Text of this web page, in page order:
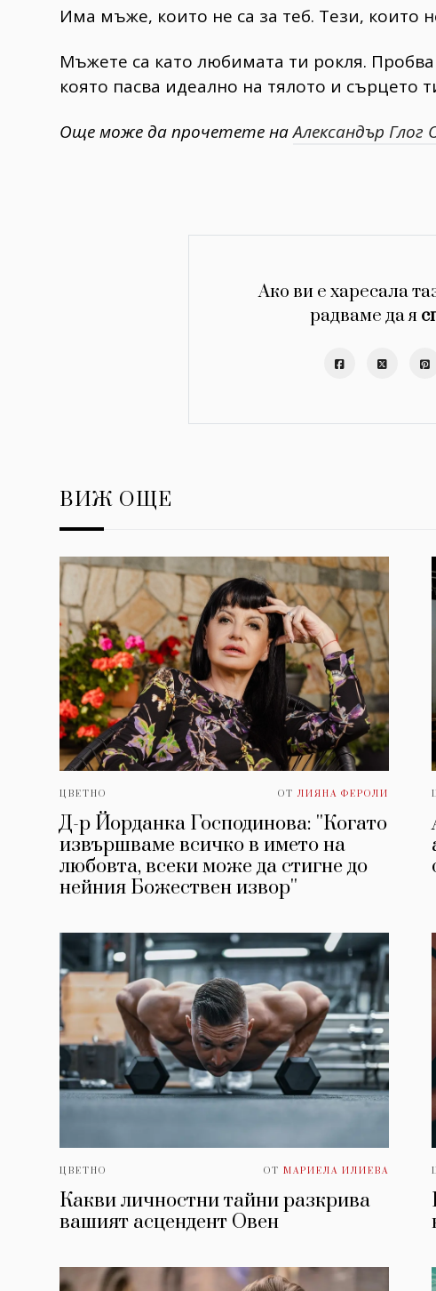
Има мъже, които не са за теб. Тези, които
Мъжете са като любимата ти рокля.
която пасва идеално на тялото и сърцето
Още може да прочетете наАлександър Глог
Ако ви е харесала
радваме да я
ВИЖ ОЩЕ
ЦВЕТНО ОТЛИЯНА ФЕРОЛИ
Д-р Йорданка Господинова: ''Когато
извършваме всичко в името на
любовта, всеки може да стигне до
нейния Божествен извор''
ЦВЕТНО ОТМАРИЕЛА ИЛИЕВА
Какви личностни тайни разкрива
вашият асцендент Овен